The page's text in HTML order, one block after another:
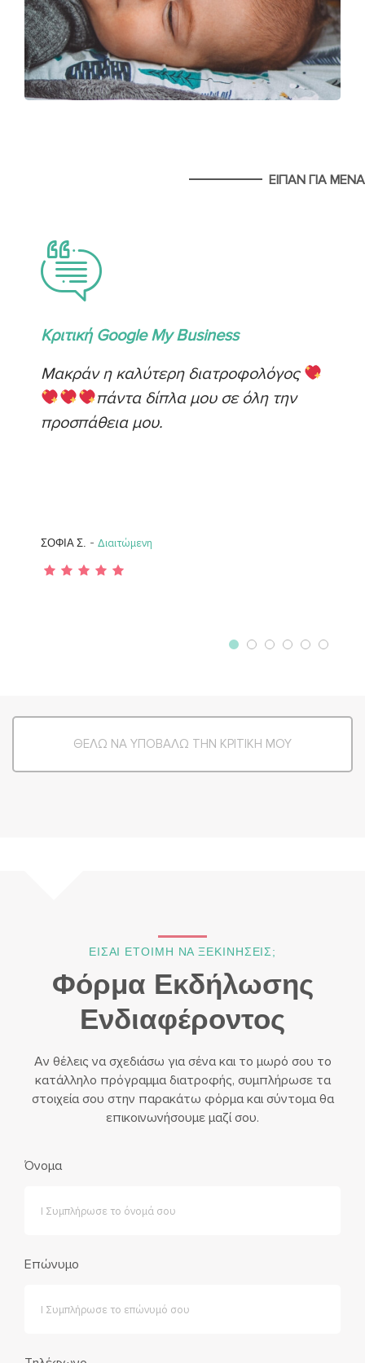
ΕΙΠΑΝ ΓΙΑ ΜΕΝΑ
Κριτική Google My Business
Μακράν η καλύτερη διατροφολόγος
πάντα δίπλα μου σε όλη την
προσπάθεια μου.
ΣΟΦΙΑ Σ. - Διαιτώμενη
ΘΕΛΩ ΝΑ ΥΠΟΒΑΛΩ ΤΗΝ ΚΡΙΤΙΚΗ ΜΟΥ
ΕΙΣΑΙ ΕΤΟΙΜΗ ΝΑ ΞΕΚΙΝΗΣΕΙΣ;
Φόρμα Εκδήλωσης
Ενδιαφέροντος
Αν θέλεις να σχεδιάσω για σένα και το μωρό σου το
κατάλληλο πρόγραμμα διατροφής, συμπλήρωσε τα
στοιχεία σου στην παρακάτω φόρμα και σύντομα θα
επικοινωνήσουμε μαζί σου.
Όνομα
Επώνυμο